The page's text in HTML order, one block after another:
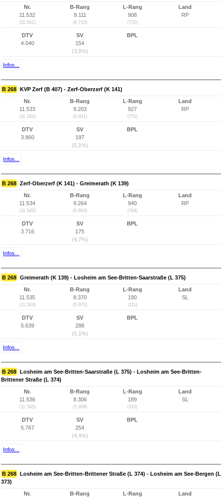
Nr.
11.532
(11.541)
B-Rang
9.111
(6.710)
L-Rang
908
(732)
Land
RP
DTV
4.040
SV
154
(3,8%)
BPL
Infos...
B 268 KVP Zerf (B 407) - Zerf-Oberzerf (K 141)
Nr.
11.533
(11.542)
B-Rang
9.203
(6.801)
L-Rang
927
(751)
Land
RP
DTV
3.860
SV
197
(5,1%)
BPL
Infos...
B 268 Zerf-Oberzerf (K 141) - Greimerath (K 139)
Nr.
11.534
(11.543)
B-Rang
9.264
(6.862)
L-Rang
940
(764)
Land
RP
DTV
3.716
SV
175
(4,7%)
BPL
Infos...
B 268 Greimerath (K 139) - Losheim am See-Britten-Saarstraße (L 375)
Nr.
11.535
(11.544)
B-Rang
8.370
(5.970)
L-Rang
190
(111)
Land
SL
DTV
5.639
SV
288
(5,1%)
BPL
Infos...
B 268 Losheim am See-Britten-Saarstraße (L 375) - Losheim am See-Britten-
Brittener Straße (L 374)
Nr.
11.536
(11.545)
B-Rang
8.306
(5.906)
L-Rang
189
(110)
Land
SL
DTV
5.767
SV
254
(4,4%)
BPL
Infos...
B 268 Losheim am See-Britten-Brittener Straße (L 374) - Losheim am See-Bergen (L
373)
Nr.
B-Rang
L-Rang
Land